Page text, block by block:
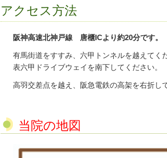
アクセス方法
阪神高速北神戸線 唐櫃ICより約20分です。
有馬街道をすすみ、六甲トンネルを越えてく
表六甲ドライブウェイを南下してください。
高羽交差点を越え、阪急電鉄の高架を右折し
当院の地図